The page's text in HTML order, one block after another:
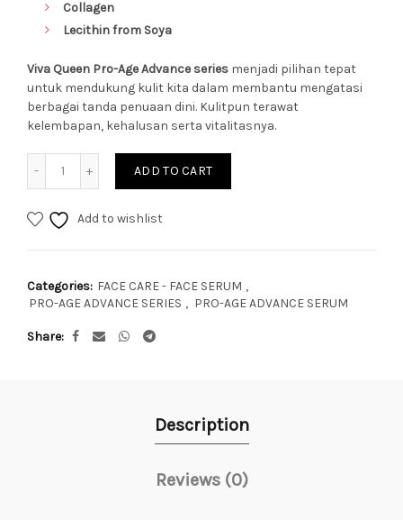
Collagen
Lecithin from Soya
Viva Queen Pro-Age Advance series menjadi pilihan tepat
untuk mendukung kulit kita dalam membantu mengatasi
berbagai tanda penuaan dini. Kulitpun terawat
kelembapan, kehalusan serta vitalitasnya.
Quantity
ADD TO CART
Add to wishlist
Categories: FACE CARE - FACE SERUM ,
PRO-AGE ADVANCE SERIES , PRO-AGE ADVANCE SERUM
Share
Description
Reviews (0)